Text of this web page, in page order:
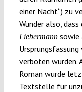
einer Nacht“) zu
Wunder also, dass
Liebermannsowie
Ursprungsfassung
verboten wurden.
Roman wurde
Textstelle für